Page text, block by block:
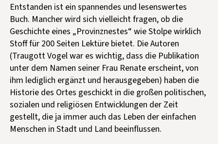
Entstanden ist ein spannendes und lesenswertes
Buch. Mancher wird sich vielleicht fragen, ob die
Geschichte eines „Provinznestes“ wie Stolpe wirklich
Stoff für 200 Seiten Lektüre bietet. Die Autoren
(Traugott Vogel war es wichtig, dass die Publikation
unter dem Namen seiner Frau Renate erscheint, von
ihm lediglich ergänzt und herausgegeben) haben die
Historie des Ortes geschickt in die großen politischen,
sozialen und religiösen Entwicklungen der Zeit
gestellt, die ja immer auch das Leben der einfachen
Menschen in Stadt und Land beeinflussen.